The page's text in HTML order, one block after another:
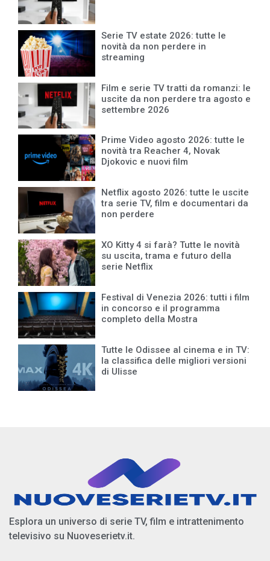
Serie TV estate 2026: tutte le
novità da non perdere in
streaming
Film e serie TV tratti da romanzi: le
uscite da non perdere tra agosto e
settembre 2026
Prime Video agosto 2026: tutte le
novità tra Reacher 4, Novak
Djokovic e nuovi film
Netflix agosto 2026: tutte le uscite
tra serie TV, film e documentari da
non perdere
XO Kitty 4 si farà? Tutte le novità
su uscita, trama e futuro della
serie Netflix
Festival di Venezia 2026: tutti i film
in concorso e il programma
completo della Mostra
Tutte le Odissee al cinema e in TV:
la classifica delle migliori versioni
di Ulisse
Esplora un universo di serie TV, film e intrattenimento
televisivo su Nuoveserietv.it.